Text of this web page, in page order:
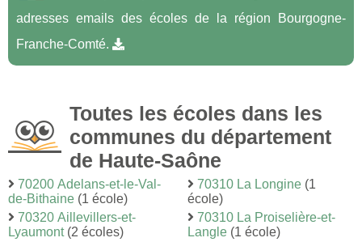
adresses emails des écoles de la région Bourgogne-
Franche-Comté.
Toutes les écoles dans les
communes du département
de Haute-Saône
70200 Adelans-et-le-Val-
de-Bithaine (1 école)
70320 Aillevillers-et-
Lyaumont(2 écoles)
70310 La Longine (1
école)
70310 La Proiselière-et-
Langle (1 école)